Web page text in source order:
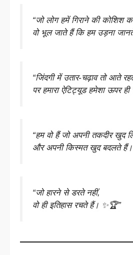
“जो लोग हमें गिराने की कोशिश
वो भूल जाते हैं कि हम उड़ना
“जिंदगी में उतार-चढ़ाव तो आते
पर हमारा ऐटिट्यूड हमेशा ऊपर
“हम वो हैं जो अपनी तकदीर खुद
और अपनी किस्मत खुद बदलते
“जो हारने से डरते नहीं,
वो ही इतिहास रचते हैं। ✨🏆”